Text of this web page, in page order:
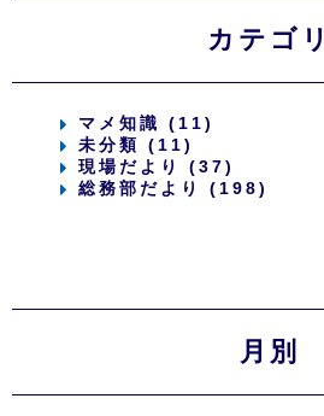
カテゴリ
マメ知識 (11)
未分類 (11)
現場だより (37)
総務部だより (198)
月別